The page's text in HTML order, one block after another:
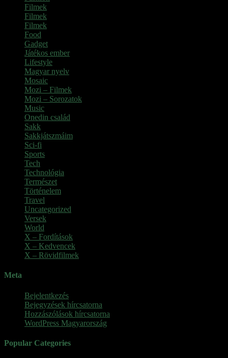
Filmek
Filmek
Filmek
Food
Gadget
Játékos ember
Lifestyle
Magyar nyelv
Mosaic
Mozi – Filmek
Mozi – Sorozatok
Music
Onedin család
Sakk
Sakkjátszmáim
Sci-fi
Sports
Tech
Technológia
Természet
Történelem
Travel
Uncategorized
Versek
World
X – Fordítások
X – Kedvencek
X – Rövidfilmek
Meta
Bejelentkezés
Bejegyzések hírcsatorna
Hozzászólások hírcsatorna
WordPress Magyarország
Popular Categories